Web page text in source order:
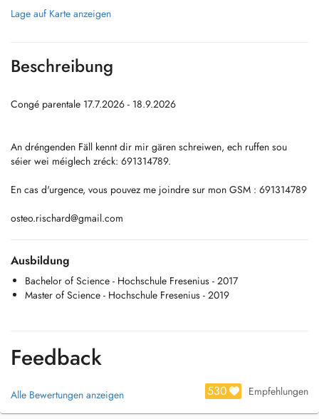
Lage auf Karte anzeigen
Beschreibung
Congé parentale 17.7.2026 - 18.9.2026
An dréngenden Fäll kennt dir mir gären schreiwen, ech ruffen sou
séier wei méiglech zréck: 691314789.
En cas d'urgence, vous pouvez me joindre sur mon GSM : 691314789
osteo.rischard@gmail.com
Ausbildung
Bachelor of Science - Hochschule Fresenius - 2017
Master of Science - Hochschule Fresenius - 2019
Feedback
Alle Bewertungen anzeigen 530 Empfehlungen